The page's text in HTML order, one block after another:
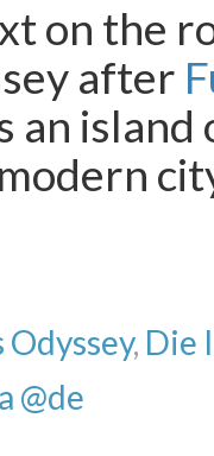
on the
after
an
Odyssey, Die
@de